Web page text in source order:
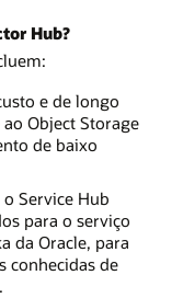
Hub?
e de longo
Object Storage
de baixo
Service Hub
para o serviço
da Oracle, para
conhecidas de